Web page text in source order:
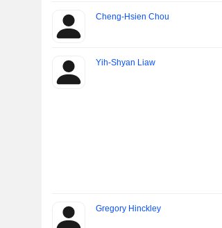
Cheng-Hsien Chou
Yih-Shyan Liaw
Gregory Hinckley